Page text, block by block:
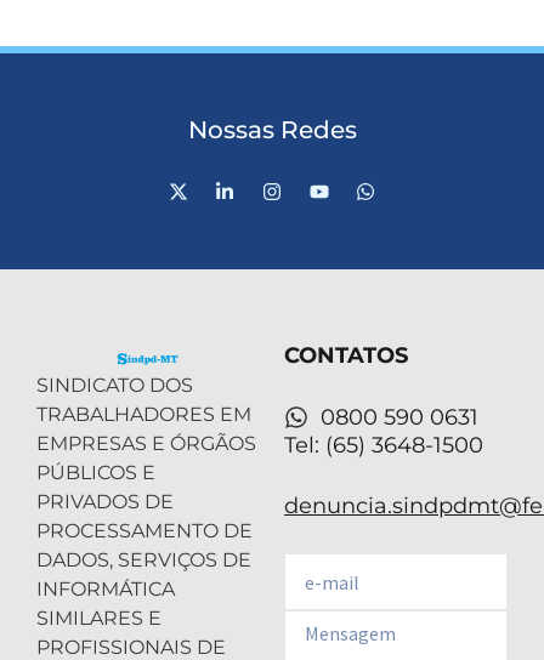
Nossas Redes
X
-
L
i
I
n
Y
o
W
h
SINDICATO DOS
TRABALHADORES EM
EMPRESAS E ÓRGÃOS
PÚBLICOS E
PRIVADOS DE
PROCESSAMENTO DE
DADOS, SERVIÇOS DE
INFORMÁTICA
SIMILARES E
PROFISSIONAIS DE
CONTATOS
0800 590 0631
Tel: (65) 3648-1500
Email